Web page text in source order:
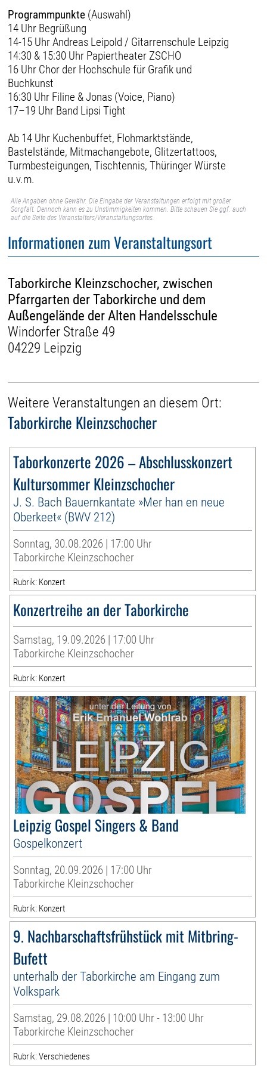
Programmpunkte (Auswahl)
14 Uhr Begrüßung
14-15 Uhr Andreas Leipold / Gitarrenschule Leipzig
14:30 & 15:30 Uhr Papiertheater ZSCHO
16 Uhr Chor der Hochschule für Grafik und
Buchkunst
16:30 Uhr Filine & Jonas (Voice, Piano)
17–19 Uhr Band Lipsi Tight
Ab 14 Uhr Kuchenbuffet, Flohmarktstände,
Bastelstände, Mitmachangebote, Glitzertattoos,
Turmbesteigungen, Tischtennis, Thüringer Würste
u.v.m.
Alle Angaben ohne Gewähr. Die Eingabe der Veranstaltungen erfolgt mit großer
Sorgfalt. Dennoch kann es zu Unstimmigkeiten kommen. Bitte schauen Sie ggf. auch
auf die Seite des Veranstalters/Veranstaltungsortes.
Informationen zum Veranstaltungsort
Taborkirche Kleinzschocher, zwischen
Pfarrgarten der Taborkirche und dem
Außengelände der Alten Handelsschule
Windorfer Straße 49
04229 Leipzig
Weitere Veranstaltungen an diesem Ort:
Taborkirche Kleinzschocher
Taborkonzerte 2026 – Abschlusskonzert
Kultursommer Kleinzschocher
J. S. Bach Bauernkantate »Mer han en neue
Oberkeet« (BWV 212)
Sonntag, 30.08.2026 | 17:00 Uhr
Taborkirche Kleinzschocher
Rubrik: Konzert
Konzertreihe an der Taborkirche
Samstag, 19.09.2026 | 17:00 Uhr
Taborkirche Kleinzschocher
Rubrik: Konzert
Leipzig Gospel Singers & Band
Gospelkonzert
Sonntag, 20.09.2026 | 17:00 Uhr
Taborkirche Kleinzschocher
Rubrik: Konzert
9. Nachbarschaftsfrühstück mit Mitbring-
Bufett
unterhalb der Taborkirche am Eingang zum
Volkspark
Samstag, 29.08.2026 | 10:00 Uhr - 13:00 Uhr
Taborkirche Kleinzschocher
Rubrik: Verschiedenes